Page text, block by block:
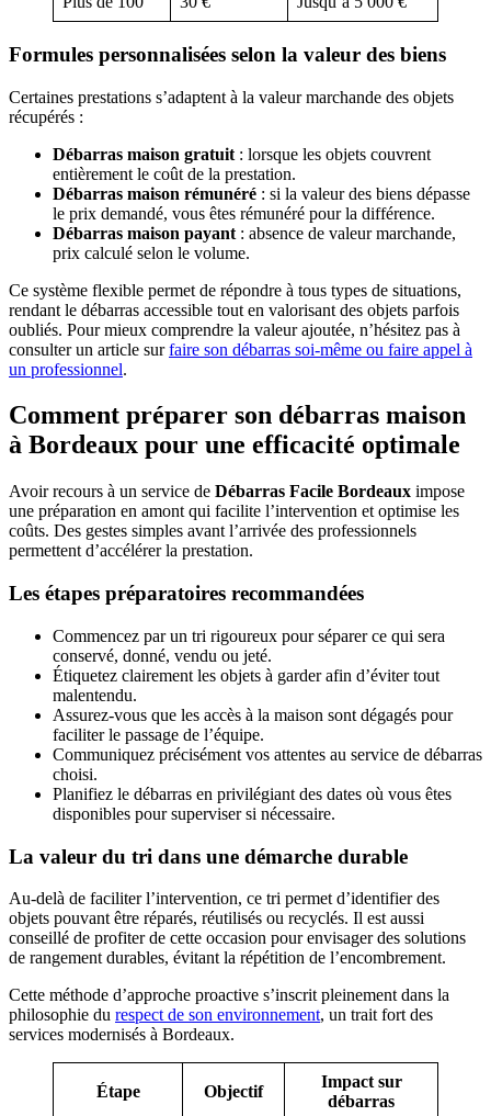
Formules personnalisées selon la valeur des biens
Certaines prestations s’adaptent à la valeur marchande des objets
récupérés :
Débarras maison gratuit : lorsque les objets couvrent
entièrement le coût de la prestation.
Débarras maison rémunéré : si la valeur des biens dépasse
le prix demandé, vous êtes rémunéré pour la différence.
Débarras maison payant : absence de valeur marchande,
prix calculé selon le volume.
Ce système flexible permet de répondre à tous types de situations,
rendant le débarras accessible tout en valorisant des objets parfois
oubliés. Pour mieux comprendre la valeur ajoutée, n’hésitez pas à
consulter un article surfaire son débarras soi-même ou faire appel à
un professionnel.
Comment préparer son débarras maison
à Bordeaux pour une efficacité optimale
Avoir recours à un service de Débarras Facile Bordeaux impose
une préparation en amont qui facilite l’intervention et optimise les
coûts. Des gestes simples avant l’arrivée des professionnels
permettent d’accélérer la prestation.
Les étapes préparatoires recommandées
Commencez par un tri rigoureux pour séparer ce qui sera
conservé, donné, vendu ou jeté.
Étiquetez clairement les objets à garder afin d’éviter tout
malentendu.
Assurez-vous que les accès à la maison sont dégagés pour
faciliter le passage de l’équipe.
Communiquez précisément vos attentes au service de débarras
choisi.
Planifiez le débarras en privilégiant des dates où vous êtes
disponibles pour superviser si nécessaire.
La valeur du tri dans une démarche durable
Au-delà de faciliter l’intervention, ce tri permet d’identifier des
objets pouvant être réparés, réutilisés ou recyclés. Il est aussi
conseillé de profiter de cette occasion pour envisager des solutions
de rangement durables, évitant la répétition de l’encombrement.
Cette méthode d’approche proactive s’inscrit pleinement dans la
philosophie du respect de son environnement, un trait fort des
services modernisés à Bordeaux.
Étape Objectif
Impact sur
débarras